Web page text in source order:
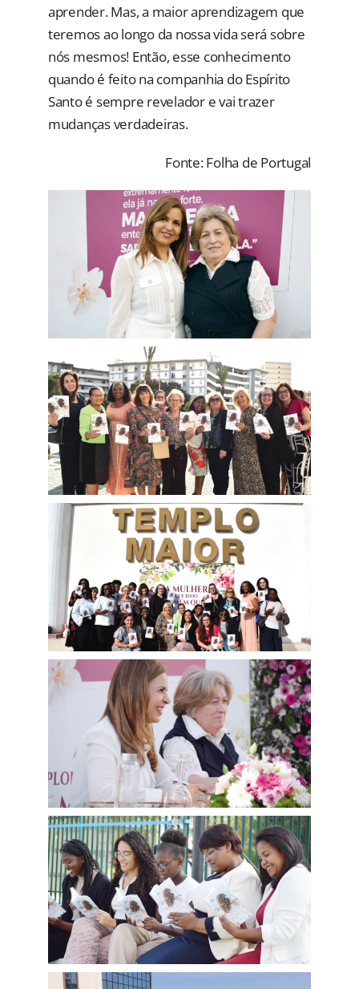
aprender. Mas, a maior aprendizagem que
teremos ao longo da nossa vida será sobre
nós mesmos! Então, esse conhecimento
quando é feito na companhia do Espírito
Santo é sempre revelador e vai trazer
mudanças verdadeiras.
Fonte: Folha de Portugal